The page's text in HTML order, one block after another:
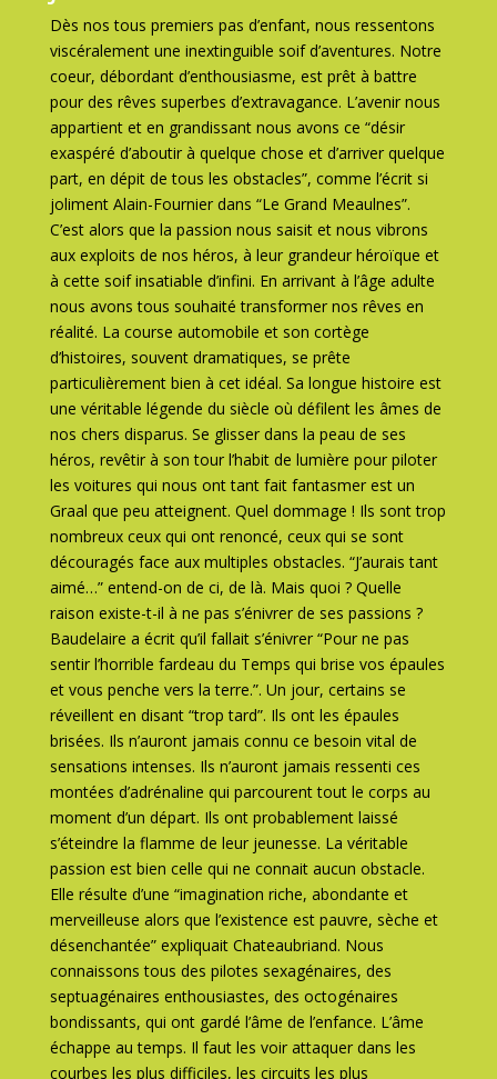
Dès nos tous premiers pas d’enfant, nous ressentons
viscéralement une inextinguible soif d’aventures. Notre
coeur, débordant d’enthousiasme, est prêt à battre
pour des rêves superbes d’extravagance. L’avenir nous
appartient et en grandissant nous avons ce “désir
exaspéré d’aboutir à quelque chose et d’arriver quelque
part, en dépit de tous les obstacles”, comme l’écrit si
joliment Alain-Fournier dans “Le Grand Meaulnes”.
C’est alors que la passion nous saisit et nous vibrons
aux exploits de nos héros, à leur grandeur héroïque et
à cette soif insatiable d’infini. En arrivant à l’âge adulte
nous avons tous souhaité transformer nos rêves en
réalité. La course automobile et son cortège
d’histoires, souvent dramatiques, se prête
particulièrement bien à cet idéal. Sa longue histoire est
une véritable légende du siècle où défilent les âmes de
nos chers disparus. Se glisser dans la peau de ses
héros, revêtir à son tour l’habit de lumière pour piloter
les voitures qui nous ont tant fait fantasmer est un
Graal que peu atteignent. Quel dommage ! Ils sont trop
nombreux ceux qui ont renoncé, ceux qui se sont
découragés face aux multiples obstacles. “J’aurais tant
aimé…” entend-on de ci, de là. Mais quoi ? Quelle
raison existe-t-il à ne pas s’énivrer de ses passions ?
Baudelaire a écrit qu’il fallait s’énivrer “Pour ne pas
sentir l’horrible fardeau du Temps qui brise vos épaules
et vous penche vers la terre.”. Un jour, certains se
réveillent en disant “trop tard”. Ils ont les épaules
brisées. Ils n’auront jamais connu ce besoin vital de
sensations intenses. Ils n’auront jamais ressenti ces
montées d’adrénaline qui parcourent tout le corps au
moment d’un départ. Ils ont probablement laissé
s’éteindre la flamme de leur jeunesse. La véritable
passion est bien celle qui ne connait aucun obstacle.
Elle résulte d’une “imagination riche, abondante et
merveilleuse alors que l’existence est pauvre, sèche et
désenchantée” expliquait Chateaubriand. Nous
connaissons tous des pilotes sexagénaires, des
septuagénaires enthousiastes, des octogénaires
bondissants, qui ont gardé l’âme de l’enfance. L’âme
échappe au temps. Il faut les voir attaquer dans les
courbes les plus difficiles, les circuits les plus